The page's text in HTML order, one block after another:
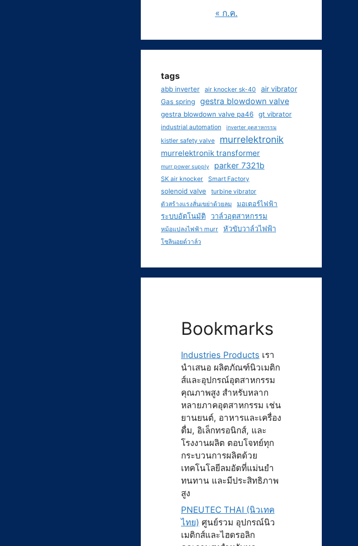
« ก.ค.
tags
abb inverter air knocker sk-40 air vibrator
Gas spring gestra blowdown valve
gestra blowdown valve pa46 gt vibrator
industrial automation inverter อุตสาหกรรม
kistler safety valve murrelektronik
murrelektronik transformer
murr power supply parker 7321b
SK air knocker Smart Factory
solenoid valve
turbine vibrator
ตัวสร้างแรงสั่นเขย่าด้วยลม
มอเตอร์ไฟฟ้า
ระบบอัตโนมัติ วาล์วอุตสาหกรรม
หม้อแปลงไฟฟ้า murr หัวขับวาล์วไฟฟ้า
โซลินอยด์วาล์ว
Bookmarks
Industries Products เรา
นำเสนอ ผลิตภัณฑ์นิวเมติก
ส์และอุปกรณ์อุตสาหกรรม
คุณภาพสูง สำหรับหลาก
หลายภาคอุตสาหกรรม เช่น
ยานยนต์, อาหารและเครื่อง
ดื่ม, อิเล็กทรอนิกส์, และ
โรงงานผลิต ตอบโจทย์ทุก
กระบวนการผลิตด้วย
เทคโนโลยีลมอัดที่แม่นยำ
ทนทาน และมีประสิทธิภาพ
สูง
PNEUTEC THAI (นิวเทค
ไทย) ศูนย์รวม อุปกรณ์นิว
เมติกส์และไฮดรอลิก